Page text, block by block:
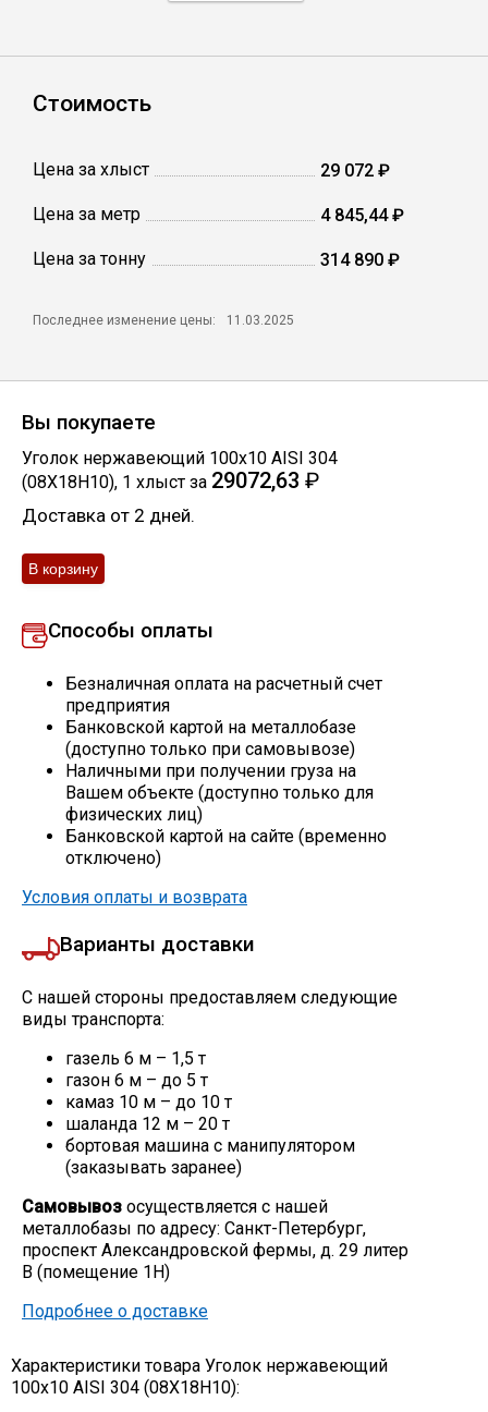
Винтовые сваи
Сетка кладочная
Круги абразивные
Скобо-гибочные изделия
Остальное
Стоимость
Цена за хлыст 29 072 ₽
Цена за метр 4 845,44 ₽
Цена за тонну 314 890 ₽
Последнее изменение цены: 11.03.2025
Вы покупаете
Уголок нержавеющий 100х10 AISI 304
(08Х18Н10), 1 хлыст за 29072,63 ₽
Доставка от 2 дней.
Способы оплаты
Безналичная оплата на расчетный счет
предприятия
Банковской картой на металлобазе
(доступно только при самовывозе)
Наличными при получении груза на
Вашем объекте (доступно только для
физических лиц)
Банковской картой на сайте (временно
отключено)
Условия оплаты и возврата
Варианты доставки
С нашей стороны предоставляем следующие
виды транспорта:
газель 6 м – 1,5 т
газон 6 м – до 5 т
камаз 10 м – до 10 т
шаланда 12 м – 20 т
бортовая машина с манипулятором
(заказывать заранее)
Самовывоз осуществляется с нашей
металлобазы по адресу: Санкт-Петербург,
проспект Александровской фермы, д. 29 литер
В (помещение 1Н)
Подробнее о доставке
Характеристики товара Уголок нержавеющий
100х10 AISI 304 (08Х18Н10):